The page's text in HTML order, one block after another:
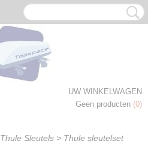
UW WINKELWAGEN
Geen producten (0)
Thule Sleutels > Thule sleutelset